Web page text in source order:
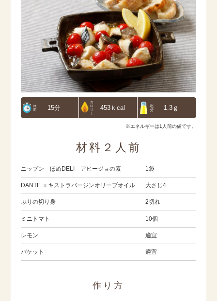
15分 453ｋcal 1.3ｇ
※エネルギーは1人前の値です。
材料２人前
ニップン ほめDELI アヒージョの素 1袋
DANTE エキストラバージンオリーブオイル 大さじ4
ぶりの切り身 2切れ
ミニトマト 10個
レモン 適宜
バケット 適宜
作り方